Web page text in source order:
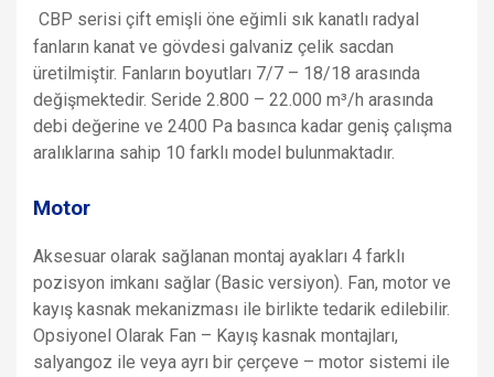
CBP serisi çift emişli öne eğimli sık kanatlı radyal
fanların kanat ve gövdesi galvaniz çelik sacdan
üretilmiştir. Fanların boyutları 7/7 – 18/18 arasında
değişmektedir. Seride 2.800 – 22.000 m³/h arasında
debi değerine ve 2400 Pa basınca kadar geniş çalışma
aralıklarına sahip 10 farklı model bulunmaktadır.
Motor
Aksesuar olarak sağlanan montaj ayakları 4 farklı
pozisyon imkanı sağlar (Basic versiyon). Fan, motor ve
kayış kasnak mekanizması ile birlikte tedarik edilebilir.
Opsiyonel Olarak Fan – Kayış kasnak montajları,
salyangoz ile veya ayrı bir çerçeve – motor sistemi ile